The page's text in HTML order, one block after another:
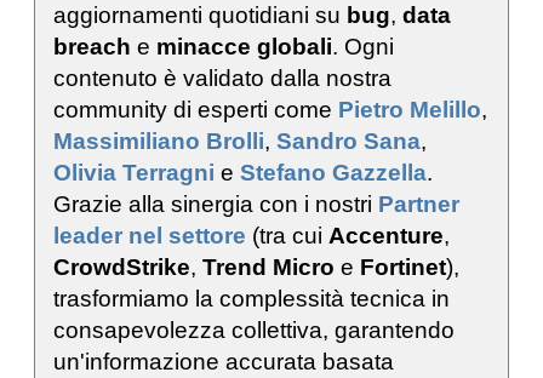
aggiornamenti quotidiani su bug, data
breach e minacce globali. Ogni
contenuto è validato dalla nostra
community di esperti come Pietro Melillo,
Massimiliano Brolli, Sandro Sana,
Olivia Terragni e Stefano Gazzella.
Grazie alla sinergia con i nostri Partner
leader nel settore (tra cui Accenture,
CrowdStrike, Trend Micro e Fortinet),
trasformiamo la complessità tecnica in
consapevolezza collettiva, garantendo
un'informazione accurata basata